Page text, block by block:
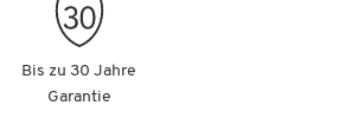
Bis zu 30 Jahre
Garantie